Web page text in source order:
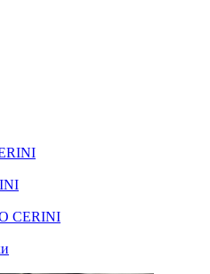
CERINI